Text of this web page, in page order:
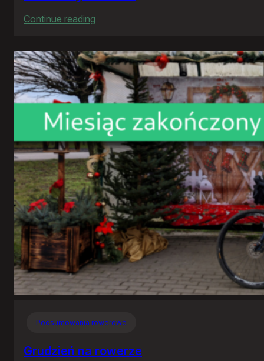
Continue reading
rok
2025
Podsumowania rowerowe
Grudzień na rowerze